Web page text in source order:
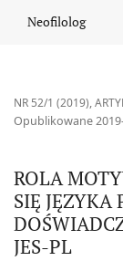
ROLA
Neofilolog
NR 52/1 (2019),
ROLA
SIĘ JĘZYKA
JES-PL
Opublikowane